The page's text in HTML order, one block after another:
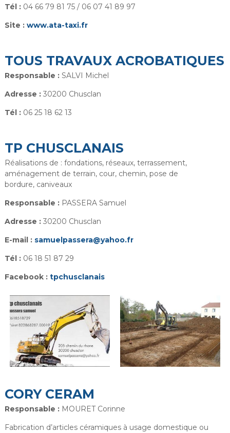
Tél :04 66 79 81 75 / 06 07 41 89 97
Site : www.ata-taxi.fr
TOUS TRAVAUX ACROBATIQUES
Responsable :SALVI Michel
Adresse :30200 Chusclan
Tél :06 25 18 62 13
TP CHUSCLANAIS
Réalisations de : fondations, réseaux, terrassement,
aménagement de terrain, cour, chemin, pose de
bordure, caniveaux
Responsable :PASSERA Samuel
Adresse :30200 Chusclan
E-mail : samuelpassera@yahoo.fr
Tél :06 18 51 87 29
Facebook : tpchusclanais
CORY CERAM
Responsable : MOURET Corinne
Fabrication d’articles céramiques à usage domestique ou